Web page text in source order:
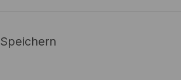
Speichern